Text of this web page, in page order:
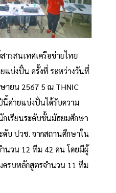
ารสนเทศเครือข่ายไทย
แบ่งปั๋น ครั้งที่ ระหว่างวันที่
ายน 2567 5 ณ THNIC
นี้ค่ายแบ่งปั๋นได้รับความ
กเรียนระดับชั้นมัธยมศึกษา
บ ปวช. จากสถานศึกษาใน
ำนวน 12 ทีม 42 คน โดยมีผู้
ครบหลักสูตรจำนวน 11 ทีม